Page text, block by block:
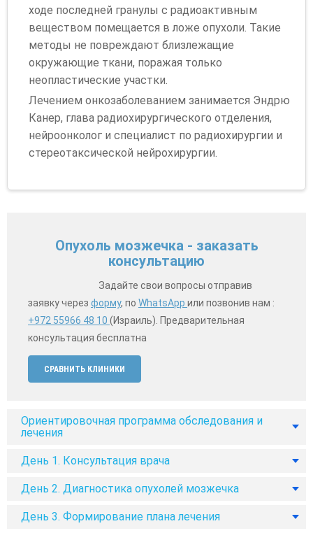
ходе последней гранулы с радиоактивным
веществом помещается в ложе опухоли. Такие
методы не повреждают близлежащие
окружающие ткани, поражая только
неопластические участки.
Лечением онкозаболеванием занимается Эндрю
Канер, глава радиохирургического отделения,
нейроонколог и специалист по радиохирургии и
стереотаксической нейрохирургии.
Опухоль мозжечка - заказать
консультацию
Задайте свои вопросы отправив
заявку через форму, по WhatsApp или позвонив нам :
+972 55966 48 10 (Израиль). Предварительная
консультация бесплатна
СРАВНИТЬ КЛИНИКИ
Ориентировочная программа обследования и
лечения
День 1. Консультация врача
День 2. Диагностика опухолей мозжечка
День 3. Формирование плана лечения